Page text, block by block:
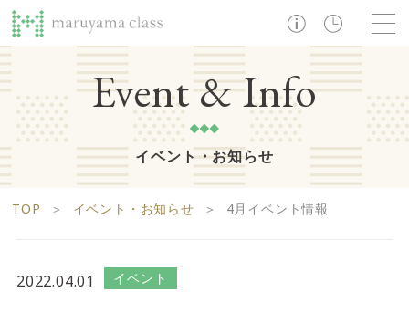
TOP
ショップ レストラン・カフェ ショップニュース
Life support floor
ライフサポートフロア
営業時間 10:00 ~ 20:00
Event & Info
イベント・お知らせ
TOP ＞ イベント・お知らせ ＞ 4月イベント情報
2022.04.01 イベント